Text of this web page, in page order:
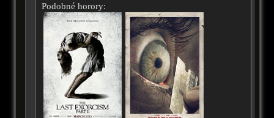
Podobné horory: